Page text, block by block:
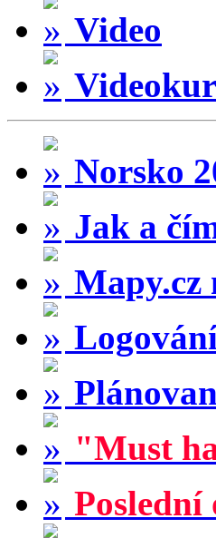
Video
Norsko
Jak a
Mapy.cz
"Must
Poslední